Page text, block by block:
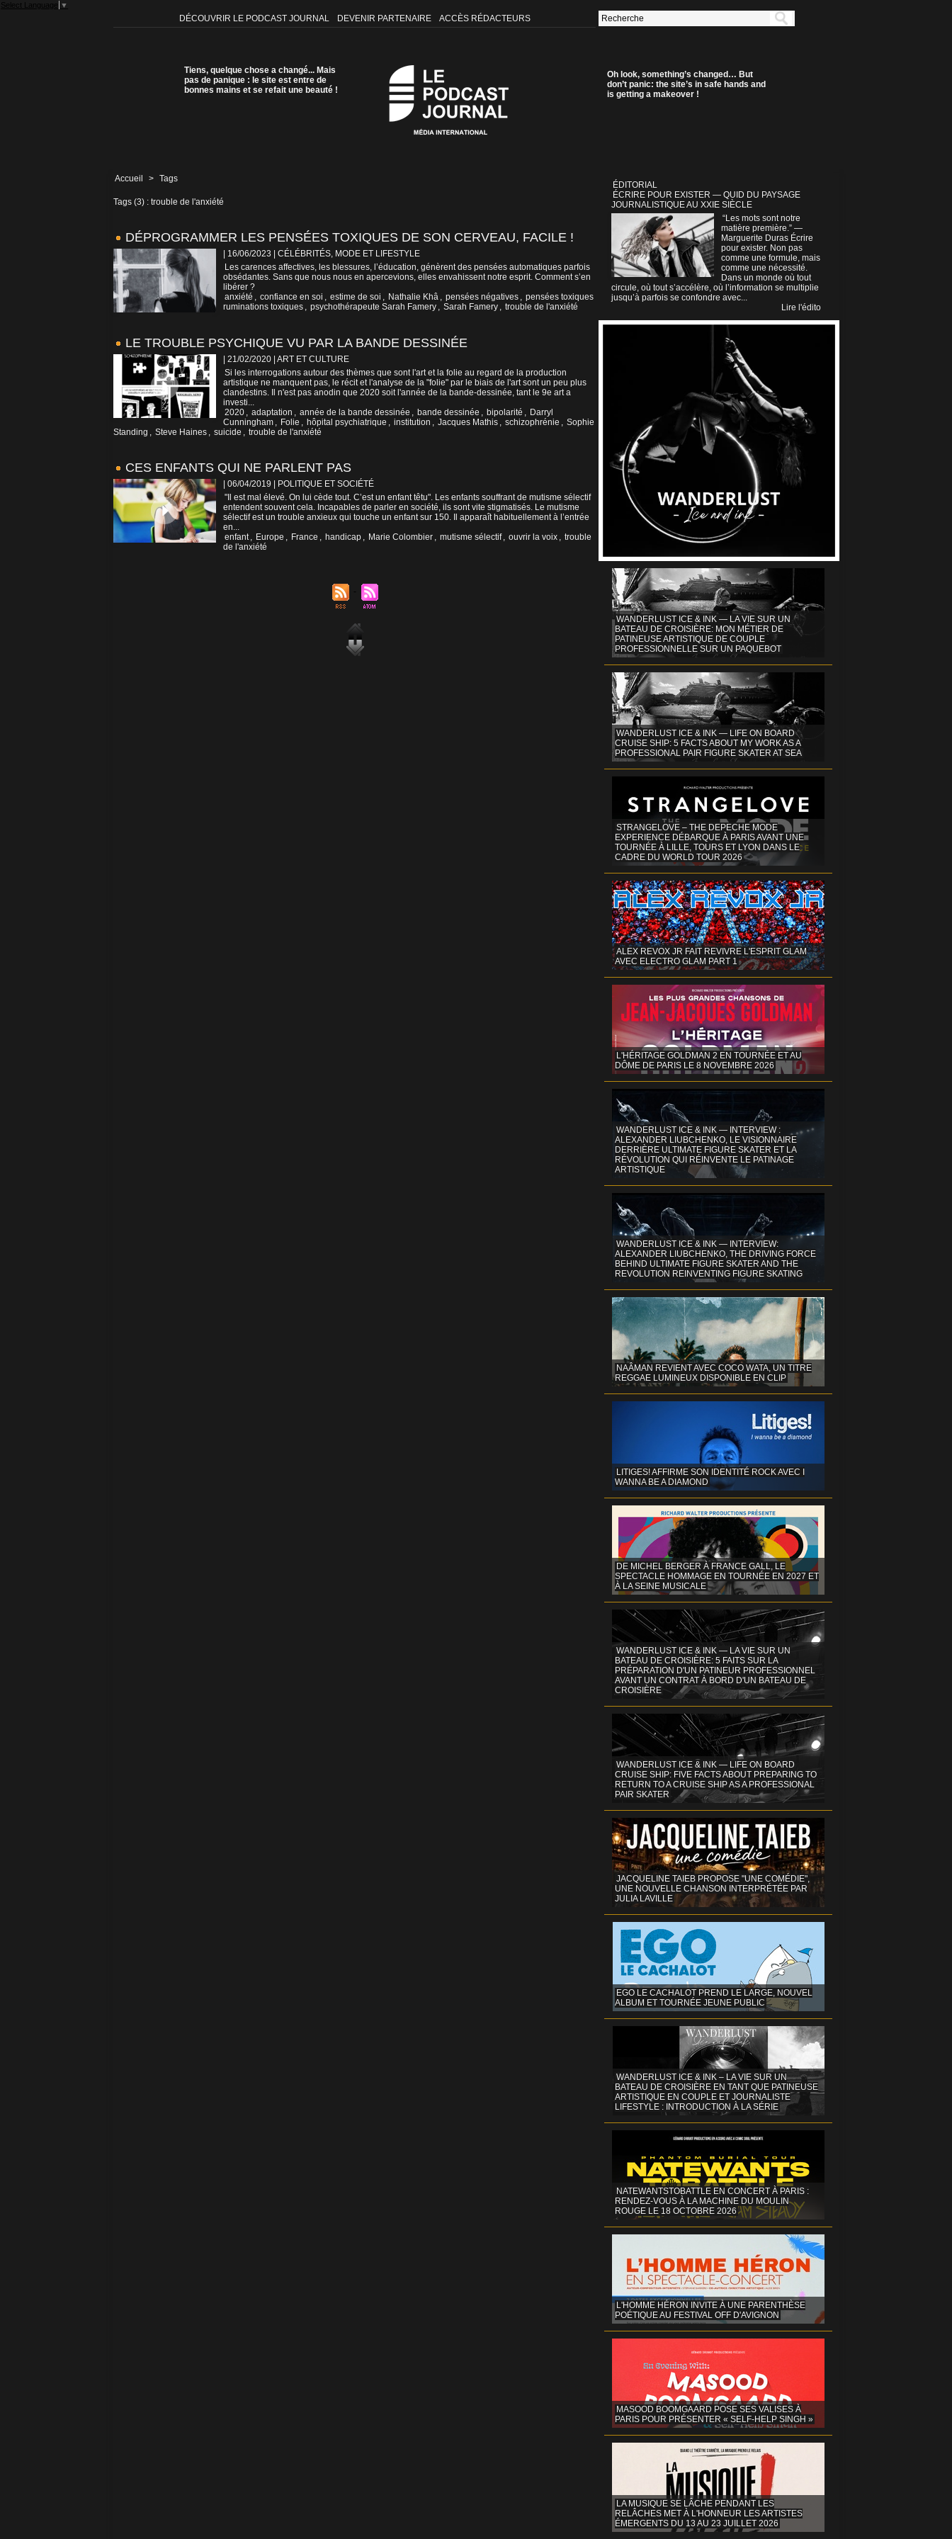
Select Language ▼
DÉCOUVRIR LE PODCAST JOURNAL DEVENIR PARTENAIRE ACCÈS RÉDACTEURS
Tiens, quelque chose a changé... Mais
pas de panique : le site est entre de
bonnes mains et se refait une beauté !
Oh look, something’s changed… But
don’t panic: the site’s in safe hands and
is getting a makeover !
Accueil > Tags
Tags (3) : trouble de l'anxiété
DÉPROGRAMMER LES PENSÉES TOXIQUES DE SON CERVEAU, FACILE !
| 16/06/2023
CÉLÉBRITÉS, MODE ET LIFESTYLE
Les carences affectives, les blessures, l’éducation, génèrent des pensées automatiques parfois
obsédantes. Sans que nous nous en apercevions, elles envahissent notre esprit. Comment s’en
libérer ?
anxiété , confiance en soi , estime de soi , Nathalie Khâ , pensées négatives , pensées toxiques
ruminations toxiques , psychothérapeute Sarah Famery , Sarah Famery , trouble de l'anxiété
LE TROUBLE PSYCHIQUE VU PAR LA BANDE DESSINÉE
| 21/02/2020 ART ET CULTURE
Si les interrogations autour des thèmes que sont l'art et la folie au regard de la production
artistique ne manquent pas, le récit et l'analyse de la "folie" par le biais de l'art sont un peu plus
clandestins. Il n'est pas anodin que 2020 soit l'année de la bande-dessinée, tant le 9e art a
investi...
2020 , adaptation , année de la bande dessinée , bande dessinée , bipolarité , Darryl
Cunningham , Folie , hôpital psychiatrique , institution , Jacques Mathis , schizophrénie , Sophie
Standing , Steve Haines , suicide , trouble de l'anxiété
CES ENFANTS QUI NE PARLENT PAS
| 06/04/2019
POLITIQUE ET SOCIÉTÉ
"Il est mal élevé. On lui cède tout. C’est un enfant têtu". Les enfants souffrant de mutisme sélectif
entendent souvent cela. Incapables de parler en société, ils sont vite stigmatisés. Le mutisme
sélectif est un trouble anxieux qui touche un enfant sur 150. Il apparaît habituellement à l’entrée
en...
enfant , Europe , France , handicap , Marie Colombier , mutisme sélectif , ouvrir la voix , trouble
de l'anxiété
ÉDITORIAL
ÉCRIRE POUR EXISTER — QUID DU PAYSAGE
JOURNALISTIQUE AU XXIE SIÈCLE
“Les mots sont notre
matière première.” —
Marguerite Duras Écrire
pour exister. Non pas
comme une formule, mais
comme une nécessité.
Dans un monde où tout
circule, où tout s’accélère, où l’information se multiplie
jusqu’à parfois se confondre avec...
Lire l'édito
WANDERLUST ICE & INK — LA VIE SUR UN
BATEAU DE CROISIÈRE: MON MÉTIER DE
PATINEUSE ARTISTIQUE DE COUPLE
PROFESSIONNELLE SUR UN PAQUEBOT
WANDERLUST ICE & INK — LIFE ON BOARD
CRUISE SHIP: 5 FACTS ABOUT MY WORK AS A
PROFESSIONAL PAIR FIGURE SKATER AT SEA
STRANGELOVE – THE DEPECHE MODE
EXPERIENCE DÉBARQUE À PARIS AVANT UNE
TOURNÉE À LILLE, TOURS ET LYON DANS LE
CADRE DU WORLD TOUR 2026
ALEX REVOX JR FAIT REVIVRE L'ESPRIT GLAM
AVEC ELECTRO GLAM PART 1
L'HÉRITAGE GOLDMAN 2 EN TOURNÉE ET AU
DÔME DE PARIS LE 8 NOVEMBRE 2026
WANDERLUST ICE & INK — INTERVIEW :
ALEXANDER LIUBCHENKO, LE VISIONNAIRE
DERRIÈRE ULTIMATE FIGURE SKATER ET LA
RÉVOLUTION QUI RÉINVENTE LE PATINAGE
ARTISTIQUE
WANDERLUST ICE & INK — INTERVIEW:
ALEXANDER LIUBCHENKO, THE DRIVING FORCE
BEHIND ULTIMATE FIGURE SKATER AND THE
REVOLUTION REINVENTING FIGURE SKATING
NAÂMAN REVIENT AVEC COCO WATA, UN TITRE
REGGAE LUMINEUX DISPONIBLE EN CLIP
LITIGES! AFFIRME SON IDENTITÉ ROCK AVEC I
WANNA BE A DIAMOND
DE MICHEL BERGER À FRANCE GALL, LE
SPECTACLE HOMMAGE EN TOURNÉE EN 2027 ET
À LA SEINE MUSICALE
WANDERLUST ICE & INK — LA VIE SUR UN
BATEAU DE CROISIÈRE: 5 FAITS SUR LA
PRÉPARATION D'UN PATINEUR PROFESSIONNEL
AVANT UN CONTRAT À BORD D'UN BATEAU DE
CROISIÈRE
WANDERLUST ICE & INK — LIFE ON BOARD
CRUISE SHIP: FIVE FACTS ABOUT PREPARING TO
RETURN TO A CRUISE SHIP AS A PROFESSIONAL
PAIR SKATER
JACQUELINE TAIEB PROPOSE "UNE COMÉDIE",
UNE NOUVELLE CHANSON INTERPRÉTÉE PAR
JULIA LAVILLE
EGO LE CACHALOT PREND LE LARGE, NOUVEL
ALBUM ET TOURNÉE JEUNE PUBLIC
WANDERLUST ICE & INK – LA VIE SUR UN
BATEAU DE CROISIÈRE EN TANT QUE PATINEUSE
ARTISTIQUE EN COUPLE ET JOURNALISTE
LIFESTYLE : INTRODUCTION À LA SÉRIE
NATEWANTSTOBATTLE EN CONCERT À PARIS :
RENDEZ-VOUS À LA MACHINE DU MOULIN
ROUGE LE 18 OCTOBRE 2026
L'HOMME HÉRON INVITE À UNE PARENTHÈSE
POÉTIQUE AU FESTIVAL OFF D'AVIGNON
MASOOD BOOMGAARD POSE SES VALISES À
PARIS POUR PRÉSENTER « SELF-HELP SINGH »
LA MUSIQUE SE LÂCHE PENDANT LES
RELÂCHES MET À L'HONNEUR LES ARTISTES
ÉMERGENTS DU 13 AU 23 JUILLET 2026